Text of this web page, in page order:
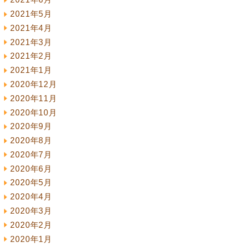
2021年5月
2021年4月
2021年3月
2021年2月
2021年1月
2020年12月
2020年11月
2020年10月
2020年9月
2020年8月
2020年7月
2020年6月
2020年5月
2020年4月
2020年3月
2020年2月
2020年1月